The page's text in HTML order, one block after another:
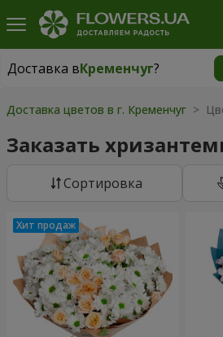
Доставка вКременчуг?
Доставка вКременчуг|
Доставка цветов в г. Кременчуг >
Заказать
Cортировка